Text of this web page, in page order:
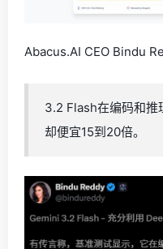
Abacus.AI CEO Bindu
3.2 Flash在编码和推
却便宜15到20倍。